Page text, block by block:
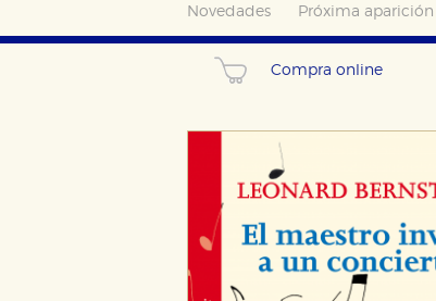
Novedades Próxima aparición
Compra online